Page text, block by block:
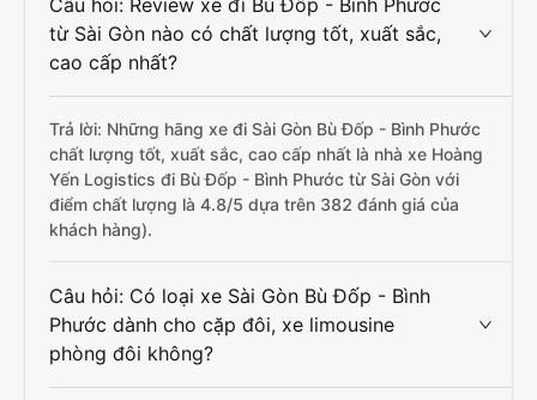
Câu hỏi: Review xe đi Bù Đốp - Bình Phước
từ Sài Gòn nào có chất lượng tốt, xuất sắc,
cao cấp nhất?
Trả lời: Những hãng xe đi Sài Gòn Bù Đốp - Bình Phước
chất lượng tốt, xuất sắc, cao cấp nhất là nhà xe Hoàng
Yến Logistics đi Bù Đốp - Bình Phước từ Sài Gòn với
điểm chất lượng là 4.8/5 dựa trên 382 đánh giá của
khách hàng).
Câu hỏi: Có loại xe Sài Gòn Bù Đốp - Bình
Phước dành cho cặp đôi, xe limousine
phòng đôi không?